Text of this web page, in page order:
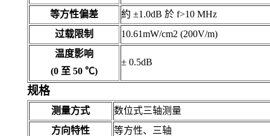
等方性偏差
約 ±1.0dB 於 f>10 MHz
过载限制
10.61mW/cm2 (200V/m)
温度影响
(0 至 50 ℃)
± 0.5dB
规格
测量方式
数位式三轴测量
方向特性
等方性、三轴